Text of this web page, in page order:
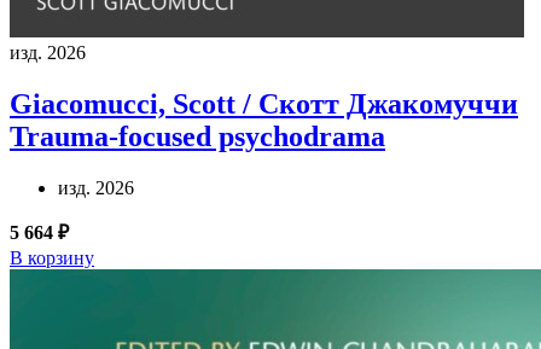
изд. 2026
Giacomucci, Scott / Скотт Джакомуччи
Trauma-focused psychodrama
изд. 2026
5 664 ₽
В корзину